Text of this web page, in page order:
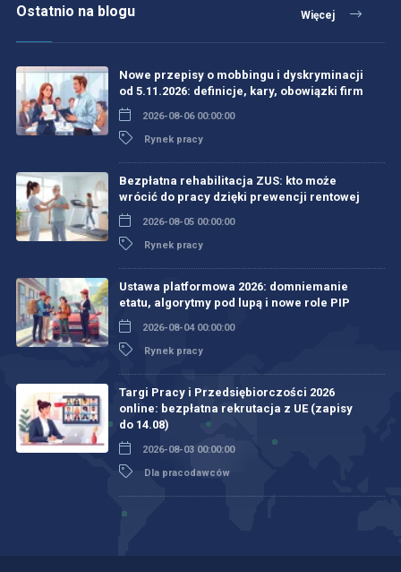
Ostatnio na blogu Więcej
Nowe przepisy o mobbingu i dyskryminacji
od 5.11.2026: definicje, kary, obowiązki firm
2026-08-06 00:00:00
Rynek pracy
Bezpłatna rehabilitacja ZUS: kto może
wrócić do pracy dzięki prewencji rentowej
2026-08-05 00:00:00
Rynek pracy
Ustawa platformowa 2026: domniemanie
etatu, algorytmy pod lupą i nowe role PIP
2026-08-04 00:00:00
Rynek pracy
Targi Pracy i Przedsiębiorczości 2026
online: bezpłatna rekrutacja z UE (zapisy
do 14.08)
2026-08-03 00:00:00
Dla pracodawców